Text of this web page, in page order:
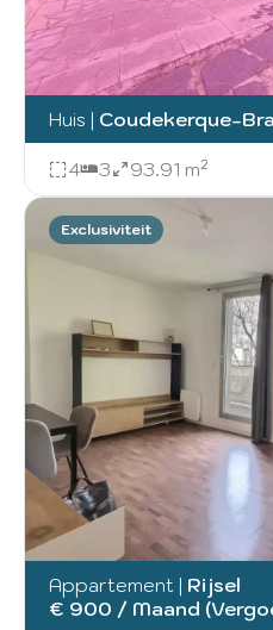
Huis | Coudekerque-
4 3 93.91 m²
Exclusiviteit
Appartement | Rijsel
€ 900 / Maand